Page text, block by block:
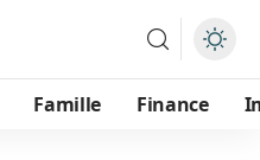
Famille Finance